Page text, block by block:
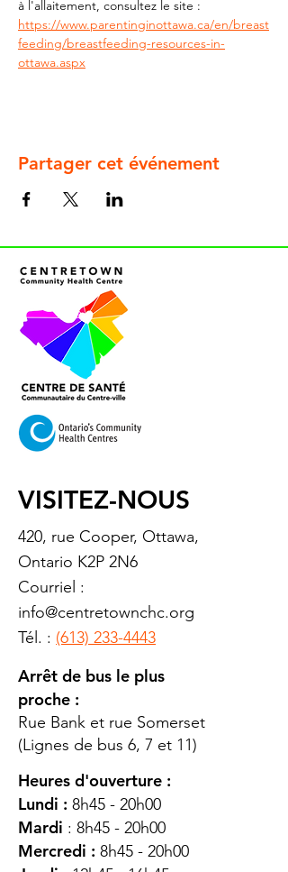
à l'allaitement, consultez le site :
https://www.parentinginottawa.ca/en/breast
feeding/breastfeeding-resources-in-
ottawa.aspx
Partager cet événement
VISITEZ-NOUS
420, rue Cooper, Ottawa,
Ontario K2P 2N6
Courriel :
info@centretownchc.org
Tél. : (613) 233-4443
Arrêt de bus le plus
proche :
Rue Bank et rue Somerset
(Lignes de bus 6, 7 et 11)
Heures d'ouverture :
Lundi : 8h45 - 20h00
Mardi : 8h45 - 20h00
Mercredi : 8h45 - 20h00